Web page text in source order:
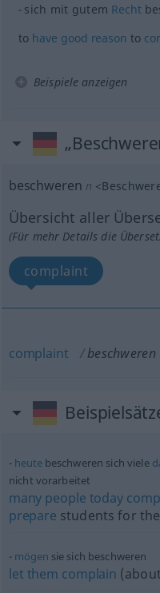
sich mit gutem Recht
to have good reason to
Beispiele anzeigen
beschweren n <
Übersicht aller
(Für mehr Details die
complaint
complaint beschweren
heutebeschweren sich viele
nicht vorarbeitet
many people today
prepare students for the
mögen sie sich beschweren
let them complain